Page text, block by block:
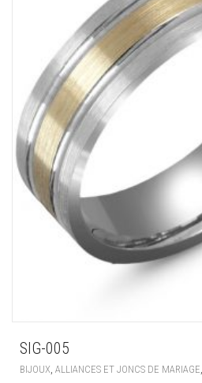
SIG-005
BIJOUX ALLIANCES ET JONCS DE MARIAGE